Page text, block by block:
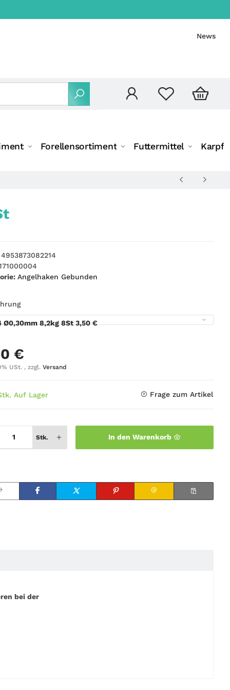
News
Forellensortiment Futtermittel
4953873082214
Angelhaken Gebunden
Ø0,30mm 8,2kg 8St 3,50 €
€
USt. , zzgl. Versand
Auf Lager Frage zum Artikel
Stk. In den Warenkorb
bei der